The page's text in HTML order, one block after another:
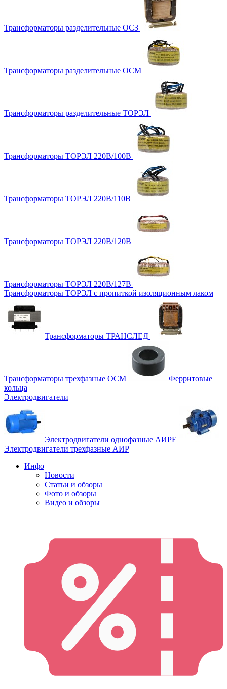
Трансформаторы разделительные ОСЗ
Трансформаторы разделительные ОСМ
Трансформаторы разделительные ТОРЭЛ
Трансформаторы ТОРЭЛ 220В/100В
Трансформаторы ТОРЭЛ 220В/110В
Трансформаторы ТОРЭЛ 220В/120В
Трансформаторы ТОРЭЛ 220В/127В
Трансформаторы ТОРЭЛ с пропиткой изоляционным лаком
Трансформаторы ТРАНСЛЕД
Трансформаторы трехфазные ОСМ
Ферритовые
кольца
Электродвигатели
Электродвигатели однофазные АИРЕ
Электродвигатели трехфазные АИР
Инфо
Новости
Статьи и обзоры
Фото и обзоры
Видео и обзоры